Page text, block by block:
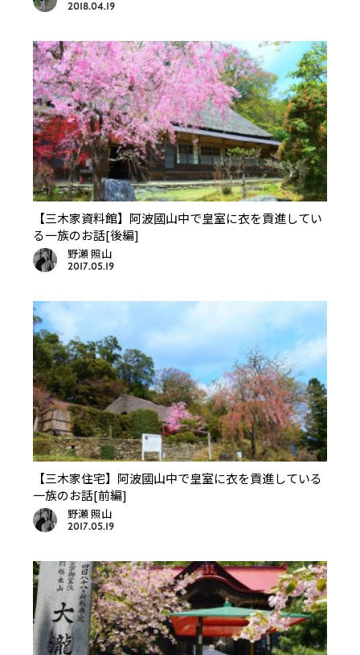
2018.04.19
【三木家資料館】阿波國山中で皇室に衣を貢進してい
る一族のお話[後編]
野瀬 照山
2017.05.19
【三木家住宅】阿波國山中で皇室に衣を貢進している
一族のお話[前編]
野瀬 照山
2017.05.19